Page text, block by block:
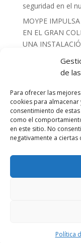
de
Para ofrecer las
cookies para
consentimiento de
como el
en este sitio. No
negativamente a ciertas
Política
seguridad en el
MOYPE
EN EL GRAN
UNA
MOYPE
COMBINADA
PARACUELLLOS
REVOLUCIÓN
tecnología Tenis
EQUIPAMIENTO
EN EL CAR DE
Instalación de
Cargar más (6/